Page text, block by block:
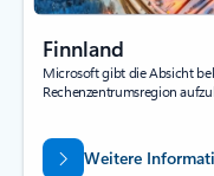
Finnland
Microsoft gibt die Absicht
Rechenzentrumsregion
Weitere